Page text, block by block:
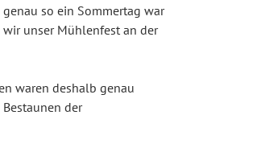
so ein Sommertag war
unser Mühlenfest an der
waren deshalb genau
der